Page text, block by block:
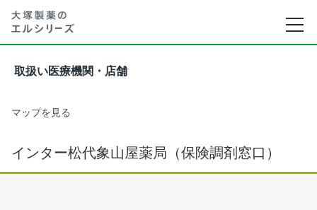
取扱い医療機関・店舗
マップを見る
インター松代象山屋薬局（保険調剤窓口）